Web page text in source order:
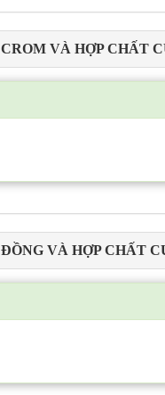
CROM VÀ HỢP CHẤT
ĐỒNG VÀ HỢP CHẤT